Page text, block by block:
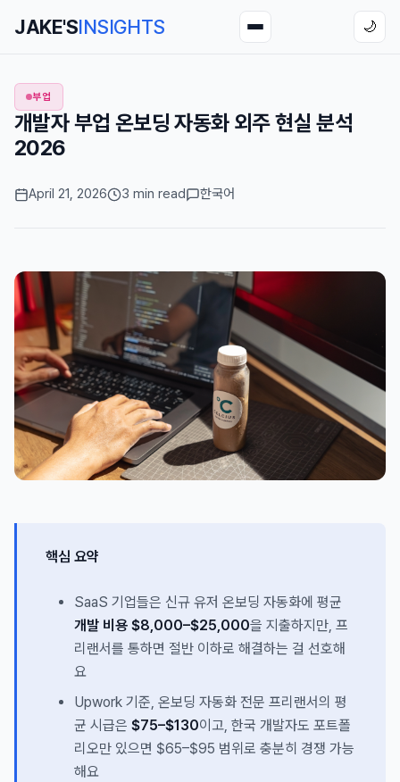
JAKE'SINSIGHTS 🌙
부업
개발자 부업 온보딩 자동화 외주 현실 분석
2026
April 21, 2026 3 min read 한국어
핵심 요약
SaaS 기업들은 신규 유저 온보딩 자동화에 평균
개발 비용 $8,000–$25,000을 지출하지만, 프
리랜서를 통하면 절반 이하로 해결하는 걸 선호해
요
Upwork 기준, 온보딩 자동화 전문 프리랜서의 평
균 시급은 $75–$130이고, 한국 개발자도 포트폴
리오만 있으면 $65–$95 범위로 충분히 경쟁 가능
해요